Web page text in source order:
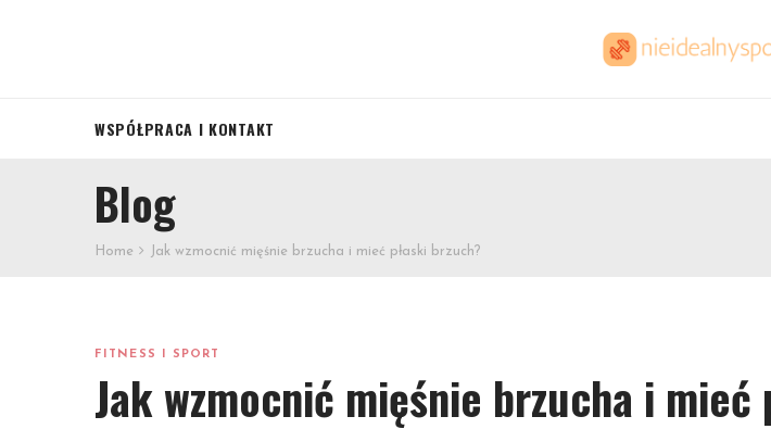
WSPÓŁPRACA I KONTAKT
Blog
Home Jak wzmocnić mięśnie brzucha i mieć płaski brzuch?
FITNESS I SPORT
Jak wzmocnić mięśnie brzucha i mieć